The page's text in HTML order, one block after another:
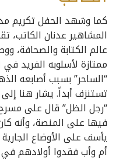
كما وشهد الحفل تكريم
المشاهير عدنان الكاتب،
عالم الكتابة والصحافة،
ممتازة لأسلوبه الفريد في
“الساحر” بسبب أصابعه
تستنزف أبداً. يشار هنا
“رجل الظل” قال على
فيها على المنصة، وأنه
يأسف على الأوضاع
أم وأب فقدوا أولادهم